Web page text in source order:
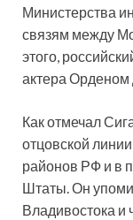
Министерства
связям между
этого,
актера
Как отмечал
отцовской
районов РФ и в
Штаты. Он
Владивостока и